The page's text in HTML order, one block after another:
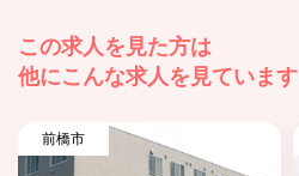
この求人を見た方は
他にこんな求人を見ています
前橋市